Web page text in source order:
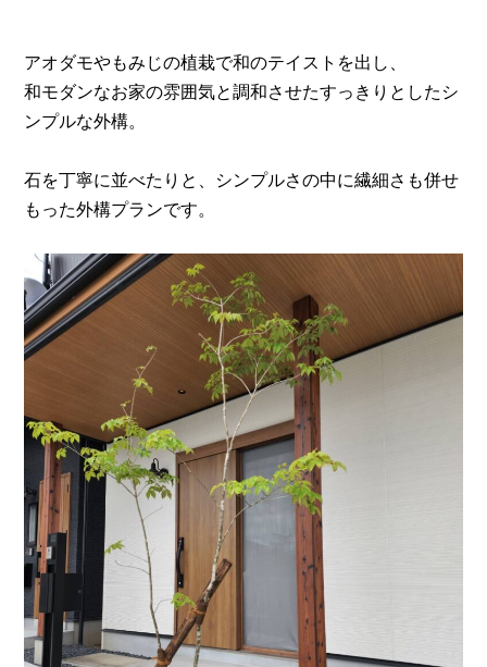
アオダモやもみじの植栽で和のテイストを出し、
和モダンなお家の雰囲気と調和させたすっきりとしたシ
ンプルな外構。
石を丁寧に並べたりと、シンプルさの中に繊細さも併せ
もった外構プランです。